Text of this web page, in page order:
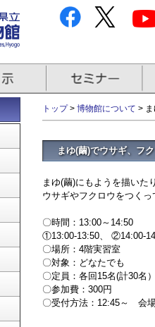
トップ> 博物館について >
まゆ(繭)でウサギ、フ
まゆ(繭)にもようを描いた
ウサギやフクロウをつくっ
〇時間：13:00～14:50
①13:00-13:50、
〇場所：4階実習室
〇対象：どなたでも
〇定員：各回15名(計30名
〇参加費：300円
〇受付方法：12:45～ 会